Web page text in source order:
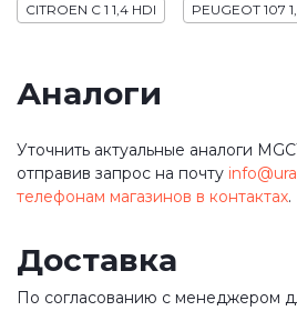
CITROEN C 1 1,4 HDI PEUGEOT 107
Аналоги
Уточнить актуальные аналоги
отправив запрос на почту
телефонам магазинов в контактах.
Доставка
По согласованию с менеджером